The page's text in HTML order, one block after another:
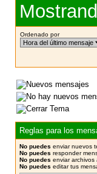
Ordenado por
Reglas para los
No puedes enviar nuevos
No puedes responder
No puedes enviar archivos
No puedes editar tus